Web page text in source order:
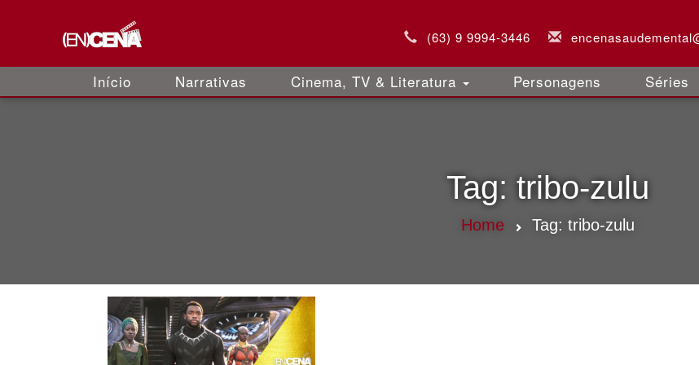
(63) 9 9994-3446
Início Narrativas Cinema, TV & Literatura Personagens Séries
Tag: tribo-zulu
Home Tag: tribo-zulu